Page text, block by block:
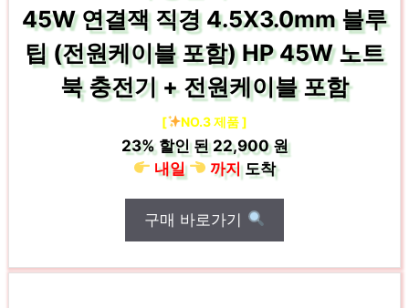
45W 연결잭 직경 4.5X3.0mm 블루
팁 (전원케이블 포함) HP 45W 노트
북 충전기 + 전원케이블 포함
[ NO.3 제품 ]
23%할인 된22,900 원
내일
까지도착
구매 바로가기